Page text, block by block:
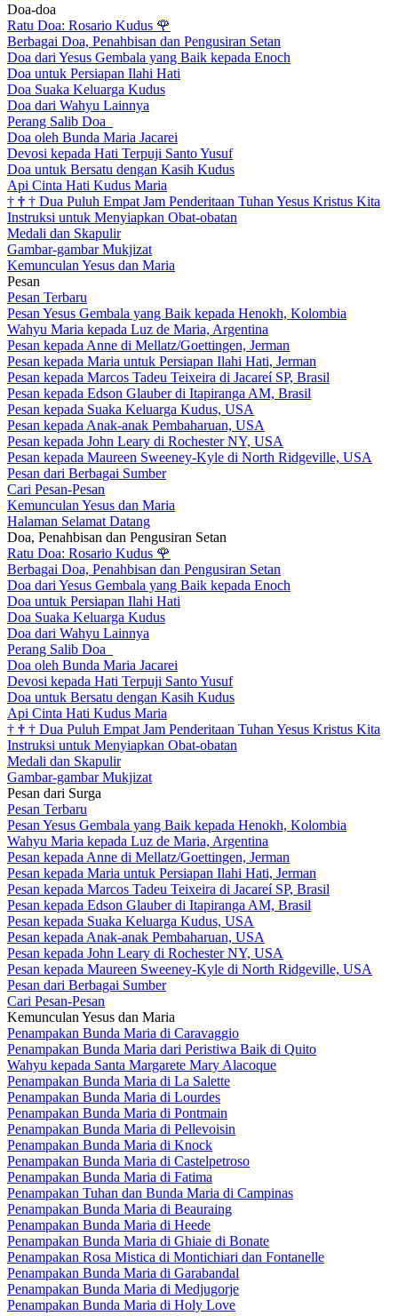
Doa-doa
Ratu Doa: Rosario Kudus 🌹
Berbagai Doa, Penahbisan dan Pengusiran Setan
Doa dari Yesus Gembala yang Baik kepada Enoch
Doa untuk Persiapan Ilahi Hati
Doa Suaka Keluarga Kudus
Doa dari Wahyu Lainnya
Perang Salib Doa
Doa oleh Bunda Maria Jacarei
Devosi kepada Hati Terpuji Santo Yusuf
Doa untuk Bersatu dengan Kasih Kudus
Api Cinta Hati Kudus Maria
† † † Dua Puluh Empat Jam Penderitaan Tuhan Yesus Kristus Kita
Instruksi untuk Menyiapkan Obat-obatan
Medali dan Skapulir
Gambar-gambar Mukjizat
Kemunculan Yesus dan Maria
Pesan
Pesan Terbaru
Pesan Yesus Gembala yang Baik kepada Henokh, Kolombia
Wahyu Maria kepada Luz de Maria, Argentina
Pesan kepada Anne di Mellatz/Goettingen, Jerman
Pesan kepada Maria untuk Persiapan Ilahi Hati, Jerman
Pesan kepada Marcos Tadeu Teixeira di Jacareí SP, Brasil
Pesan kepada Edson Glauber di Itapiranga AM, Brasil
Pesan kepada Suaka Keluarga Kudus, USA
Pesan kepada Anak-anak Pembaharuan, USA
Pesan kepada John Leary di Rochester NY, USA
Pesan kepada Maureen Sweeney-Kyle di North Ridgeville, USA
Pesan dari Berbagai Sumber
Cari Pesan-Pesan
Kemunculan Yesus dan Maria
Halaman Selamat Datang
Doa, Penahbisan dan Pengusiran Setan
Ratu Doa: Rosario Kudus 🌹
Berbagai Doa, Penahbisan dan Pengusiran Setan
Doa dari Yesus Gembala yang Baik kepada Enoch
Doa untuk Persiapan Ilahi Hati
Doa Suaka Keluarga Kudus
Doa dari Wahyu Lainnya
Perang Salib Doa
Doa oleh Bunda Maria Jacarei
Devosi kepada Hati Terpuji Santo Yusuf
Doa untuk Bersatu dengan Kasih Kudus
Api Cinta Hati Kudus Maria
† † † Dua Puluh Empat Jam Penderitaan Tuhan Yesus Kristus Kita
Instruksi untuk Menyiapkan Obat-obatan
Medali dan Skapulir
Gambar-gambar Mukjizat
Pesan dari Surga
Pesan Terbaru
Pesan Yesus Gembala yang Baik kepada Henokh, Kolombia
Wahyu Maria kepada Luz de Maria, Argentina
Pesan kepada Anne di Mellatz/Goettingen, Jerman
Pesan kepada Maria untuk Persiapan Ilahi Hati, Jerman
Pesan kepada Marcos Tadeu Teixeira di Jacareí SP, Brasil
Pesan kepada Edson Glauber di Itapiranga AM, Brasil
Pesan kepada Suaka Keluarga Kudus, USA
Pesan kepada Anak-anak Pembaharuan, USA
Pesan kepada John Leary di Rochester NY, USA
Pesan kepada Maureen Sweeney-Kyle di North Ridgeville, USA
Pesan dari Berbagai Sumber
Cari Pesan-Pesan
Kemunculan Yesus dan Maria
Penampakan Bunda Maria di Caravaggio
Penampakan Bunda Maria dari Peristiwa Baik di Quito
Wahyu kepada Santa Margarete Mary Alacoque
Penampakan Bunda Maria di La Salette
Penampakan Bunda Maria di Lourdes
Penampakan Bunda Maria di Pontmain
Penampakan Bunda Maria di Pellevoisin
Penampakan Bunda Maria di Knock
Penampakan Bunda Maria di Castelpetroso
Penampakan Bunda Maria di Fatima
Penampakan Tuhan dan Bunda Maria di Campinas
Penampakan Bunda Maria di Beauraing
Penampakan Bunda Maria di Heede
Penampakan Bunda Maria di Ghiaie di Bonate
Penampakan Rosa Mistica di Montichiari dan Fontanelle
Penampakan Bunda Maria di Garabandal
Penampakan Bunda Maria di Medjugorje
Penampakan Bunda Maria di Holy Love